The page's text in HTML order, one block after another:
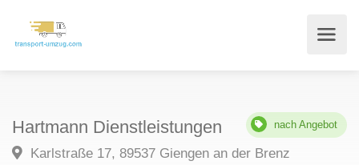
Hartmann Dienstleistungen nach Angebot
Karlstraße 17, 89537 Giengen an der Brenz